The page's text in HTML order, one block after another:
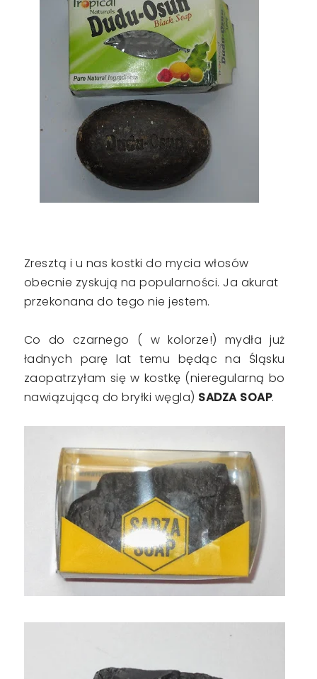
Zresztą i u nas kostki do mycia włosów
obecnie zyskują na popularności. Ja akurat
przekonana do tego nie jestem.
Co do czarnego ( w kolorze!) mydła już
ładnych parę lat temu będąc na Śląsku
zaopatrzyłam się w kostkę (nieregularną bo
nawiązującą do bryłki węgla) SADZA SOAP.